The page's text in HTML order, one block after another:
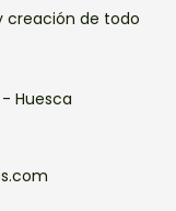
creación de todo
Huesca